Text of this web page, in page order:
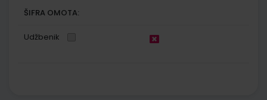
ŠIFRA OMOTA:
Udžbenik